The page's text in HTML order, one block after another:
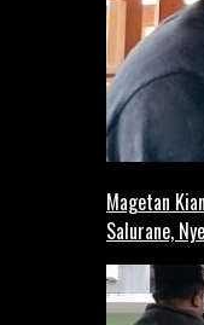
Magetan
Salurane,